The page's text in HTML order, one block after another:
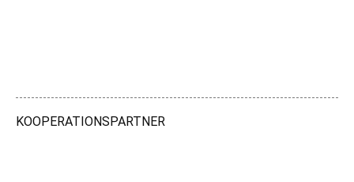
KOOPERATIONSPARTNER